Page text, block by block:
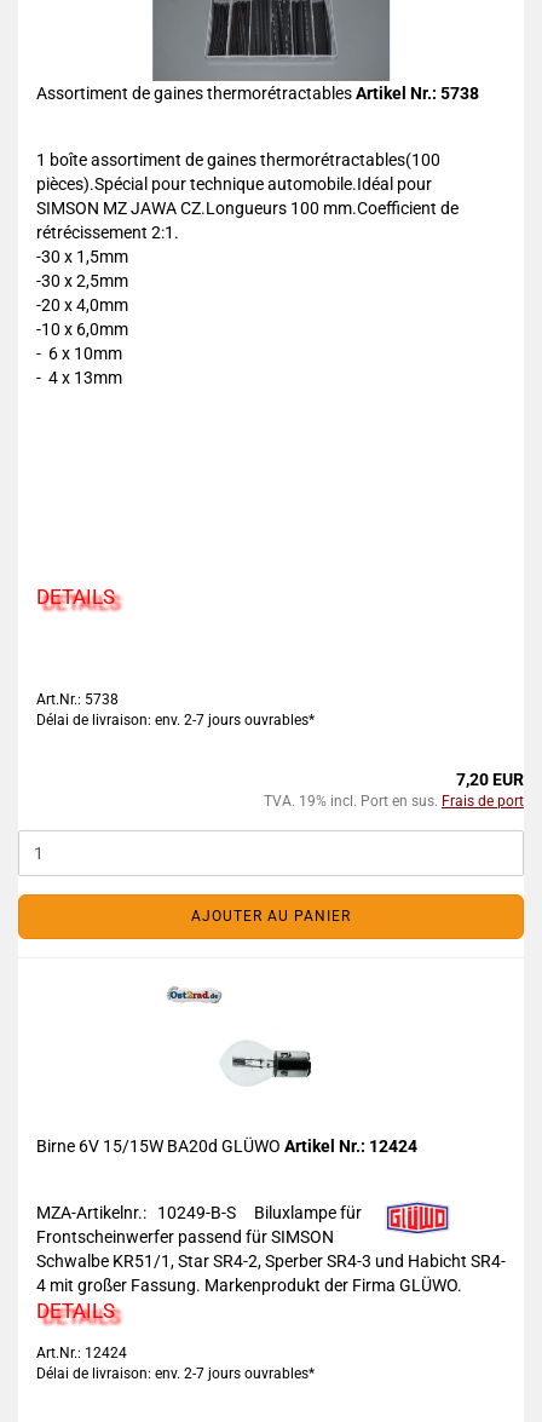
Assortiment de gaines thermorétractablesArtikel Nr.: 5738
1 boîte assortiment de gaines thermorétractables(100
pièces).Spécial pour technique automobile.Idéal pour
SIMSON MZ JAWA CZ.Longueurs 100 mm.Coefficient de
rétrécissement 2:1.
-30 x 1,5mm
-30 x 2,5mm
-20 x 4,0mm
-10 x 6,0mm
- 6 x 10mm
- 4 x 13mm
DETAILS
Art.Nr.: 5738
Délai de livraison: env. 2-7 jours ouvrables*
7,20 EUR
TVA. 19% incl. Port en sus. Frais de port
AJOUTER AU PANIER
Birne 6V 15/15W BA20d GLÜWO Artikel Nr.: 12424
MZA-Artikelnr.: 10249-B-S
Biluxlampe für
Frontscheinwerfer passend für SIMSON
Schwalbe KR51/1, Star SR4-2, Sperber SR4-3 und Habicht SR4-
4 mit großer Fassung. Markenprodukt der Firma GLÜWO.
DETAILS
Art.Nr.: 12424
Délai de livraison: env. 2-7 jours ouvrables*